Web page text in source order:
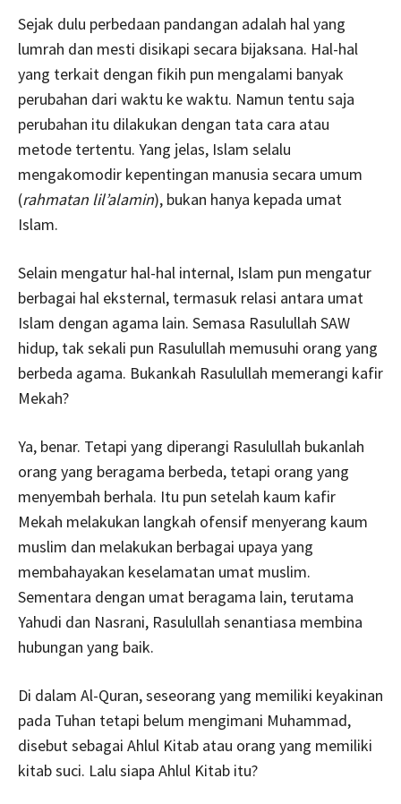
Sejak dulu perbedaan pandangan adalah hal yang
lumrah dan mesti disikapi secara bijaksana. Hal-hal
yang terkait dengan fikih pun mengalami banyak
perubahan dari waktu ke waktu. Namun tentu saja
perubahan itu dilakukan dengan tata cara atau
metode tertentu. Yang jelas, Islam selalu
mengakomodir kepentingan manusia secara umum
(rahmatan lil’alamin), bukan hanya kepada umat
Islam.
Selain mengatur hal-hal internal, Islam pun mengatur
berbagai hal eksternal, termasuk relasi antara umat
Islam dengan agama lain. Semasa Rasulullah SAW
hidup, tak sekali pun Rasulullah memusuhi orang yang
berbeda agama. Bukankah Rasulullah memerangi kafir
Mekah?
Ya, benar. Tetapi yang diperangi Rasulullah bukanlah
orang yang beragama berbeda, tetapi orang yang
menyembah berhala. Itu pun setelah kaum kafir
Mekah melakukan langkah ofensif menyerang kaum
muslim dan melakukan berbagai upaya yang
membahayakan keselamatan umat muslim.
Sementara dengan umat beragama lain, terutama
Yahudi dan Nasrani, Rasulullah senantiasa membina
hubungan yang baik.
Di dalam Al-Quran, seseorang yang memiliki keyakinan
pada Tuhan tetapi belum mengimani Muhammad,
disebut sebagai Ahlul Kitab atau orang yang memiliki
kitab suci. Lalu siapa Ahlul Kitab itu?